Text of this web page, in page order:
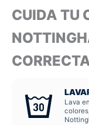
CUIDA TU
Lava